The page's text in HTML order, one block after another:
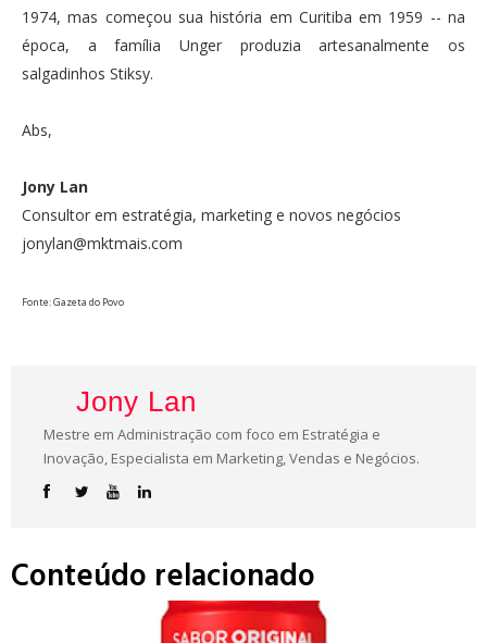
1974, mas começou sua história em Curitiba em 1959 -- na
época, a família Unger produzia artesanalmente os
salgadinhos Stiksy.
Abs,
Jony Lan
Consultor em estratégia, marketing e novos negócios
jonylan@mktmais.com
Fonte: Gazeta do Povo
Jony Lan
Mestre em Administração com foco em Estratégia e
Inovação, Especialista em Marketing, Vendas e Negócios.
Conteúdo relacionado